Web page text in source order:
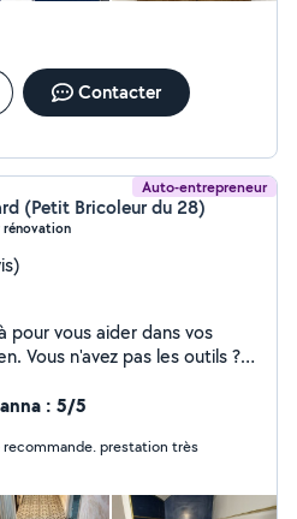
Contacter
Auto-entrepreneur
(Petit Bricoleur du 28)
rénovation
pour vous aider dans vos
Vous n'avez pas les outils ?
sol et mur,
fenêtre, volet, porte,
contacter pour plus de
: 5/5
prestation très